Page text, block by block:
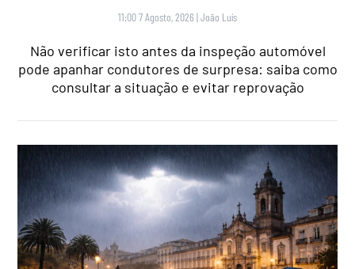
11:00 7 Agosto, 2026 |João Luís
Não verificar isto antes da inspeção automóvel
pode apanhar condutores de surpresa: saiba como
consultar a situação e evitar reprovação